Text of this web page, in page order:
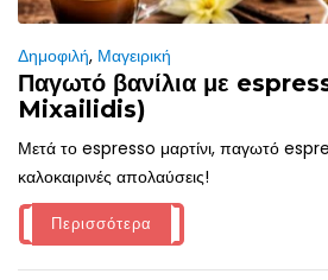
Δημοφιλή, Μαγειρική
Παγωτό βανίλια με
Mixailidis)
Μετά το espresso μαρτίνι, παγωτό
καλοκαιρινές απολαύσεις!
Περισσότερα